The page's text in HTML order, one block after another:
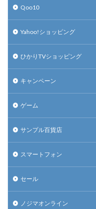
Qoo10
Yahoo!ショッピング
ひかりTVショッピング
キャンペーン
ゲーム
サンプル百貨店
スマートフォン
セール
ノジマオンライン